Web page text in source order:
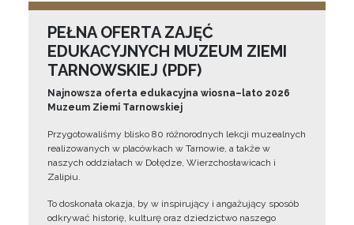
PEŁNA OFERTA ZAJĘĆ
EDUKACYJNYCH MUZEUM ZIEMI
TARNOWSKIEJ (PDF)
Najnowsza oferta edukacyjna wiosna–lato 2026
Muzeum Ziemi Tarnowskiej
Przygotowaliśmy blisko 80 różnorodnych lekcji muzealnych
realizowanych w placówkach w Tarnowie, a także w
naszych oddziałach w Dołędze, Wierzchosławicach i
Zalipiu.
To doskonała okazja, by w inspirujący i angażujący sposób
odkrywać historię, kulturę oraz dziedzictwo naszego